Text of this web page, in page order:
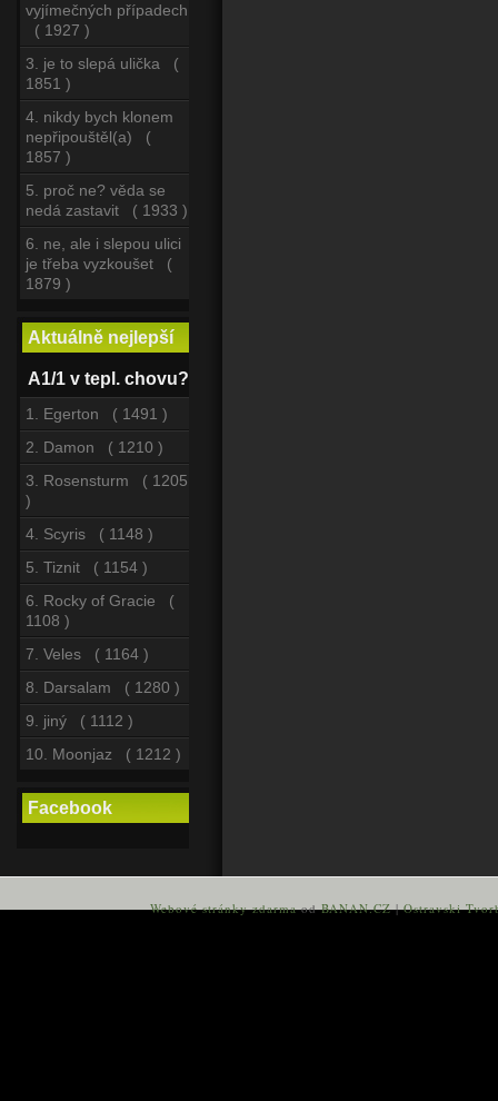
vyjímečných případech
( 1927 )
3. je to slepá ulička (
1851 )
4. nikdy bych klonem
nepřipouštěl(a) (
1857 )
5. proč ne? věda se
nedá zastavit ( 1933 )
6. ne, ale i slepou ulici
je třeba vyzkoušet (
1879 )
Aktuálně nejlepší
A1/1 v tepl. chovu?
1. Egerton ( 1491 )
2. Damon ( 1210 )
3. Rosensturm ( 1205
)
4. Scyris ( 1148 )
5. Tiznit ( 1154 )
6. Rocky of Gracie (
1108 )
7. Veles ( 1164 )
8. Darsalam ( 1280 )
9. jiný ( 1112 )
10. Moonjaz ( 1212 )
Facebook
Webové stránky zdarmaodBANAN.CZ|Ostravski